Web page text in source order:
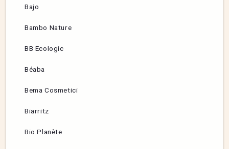
Bajo
Bambo Nature
BB Ecologic
Béaba
Bema Cosmetici
Biarritz
Bio Planète